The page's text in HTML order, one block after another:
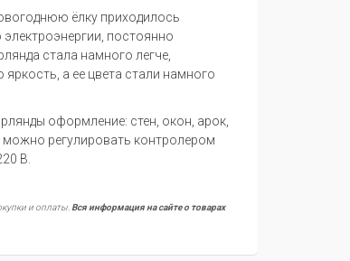
ёлку приходилось
постоянно
стала намного легче,
а ее цвета стали намного
оформление: стен, окон, арок,
регулировать контролером
В.
и оплаты. Вся информация на сайте о товарах